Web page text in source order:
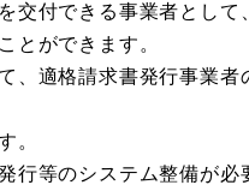
交付できる事業者とし
とができます。
、適格請求書発行事業
。
行等のシステム整備が